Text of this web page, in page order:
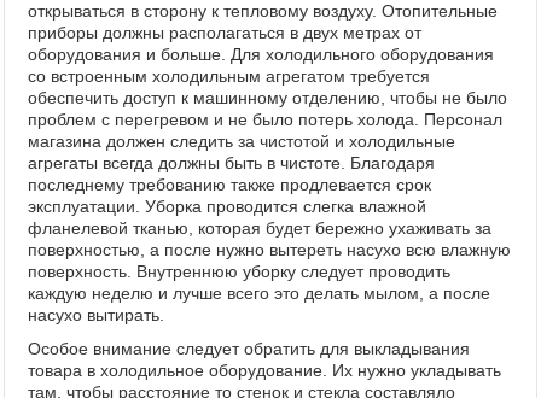
открываться в сторону к тепловому воздуху. Отопительные
приборы должны располагаться в двух метрах от
оборудования и больше. Для холодильного оборудования
со встроенным холодильным агрегатом требуется
обеспечить доступ к машинному отделению, чтобы не было
проблем с перегревом и не было потерь холода. Персонал
магазина должен следить за чистотой и холодильные
агрегаты всегда должны быть в чистоте. Благодаря
последнему требованию также продлевается срок
эксплуатации. Уборка проводится слегка влажной
фланелевой тканью, которая будет бережно ухаживать за
поверхностью, а после нужно вытереть насухо всю влажную
поверхность. Внутреннюю уборку следует проводить
каждую неделю и лучше всего это делать мылом, а после
насухо вытирать.
Особое внимание следует обратить для выкладывания
товара в холодильное оборудование. Их нужно укладывать
там, чтобы расстояние то стенок и стекла составляло